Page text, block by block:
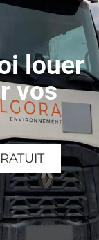
louer
vos